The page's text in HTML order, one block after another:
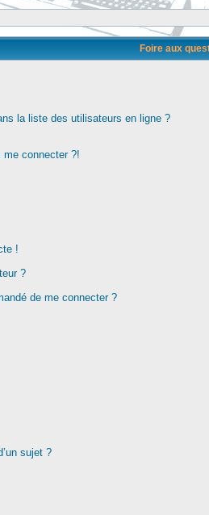
Foire aux
la liste des utilisateurs en ligne ?
me connecter ?!
!
?
de me connecter ?
sujet ?